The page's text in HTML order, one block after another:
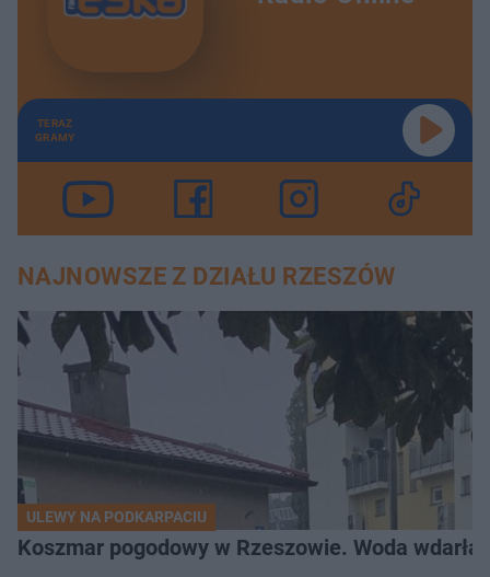
TERAZ
GRAMY
NAJNOWSZE Z DZIAŁU RZESZÓW
ULEWY NA PODKARPACIU
Koszmar pogodowy w Rzeszowie. Woda